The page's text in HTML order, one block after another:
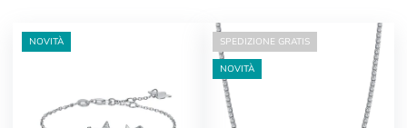
NOVITÀ SPEDIZIONE GRATIS
NOVITÀ